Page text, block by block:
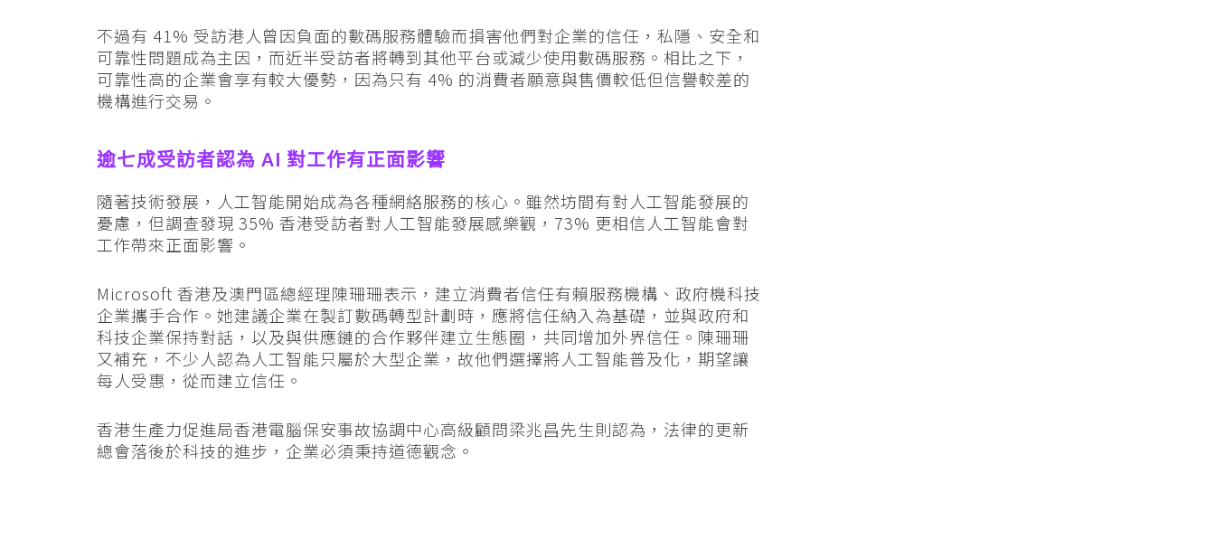
不過有 41% 受訪港人曾因負面的數碼服務體驗而損害他們對企業的信任，私隱、安全和
可靠性問題成為主因，而近半受訪者將轉到其他平台或減少使用數碼服務。相比之下，
可靠性高的企業會享有較大優勢，因為只有 4% 的消費者願意與售價較低但信譽較差的
機構進行交易。
逾七成受訪者認為 AI 對工作有正面影響
隨著技術發展，人工智能開始成為各種網絡服務的核心。雖然坊間有對人工智能發展的
憂慮，但調查發現 35% 香港受訪者對人工智能發展感樂觀，73% 更相信人工智能會對
工作帶來正面影響。
Microsoft 香港及澳門區總經理陳珊珊表示，建立消費者信任有賴服務機構、政府機科技
企業攜手合作。她建議企業在製訂數碼轉型計劃時，應將信任納入為基礎，並與政府和
科技企業保持對話，以及與供應鏈的合作夥伴建立生態圈，共同增加外界信任。陳珊珊
又補充，不少人認為人工智能只屬於大型企業，故他們選擇將人工智能普及化，期望讓
每人受惠，從而建立信任。
香港生產力促進局香港電腦保安事故協調中心高級顧問梁兆昌先生則認為，法律的更新
總會落後於科技的進步，企業必須秉持道德觀念。